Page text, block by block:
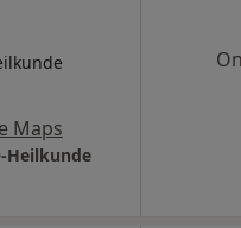
Maps
Heilkunde